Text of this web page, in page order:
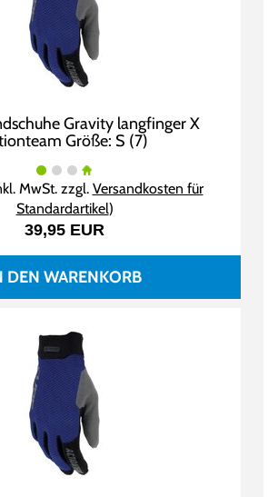
Gravity langfinger X
Größe: S (7)
MwSt. zzgl. Versandkosten für
Standardartikel)
39,95 EUR
DEN WARENKORB